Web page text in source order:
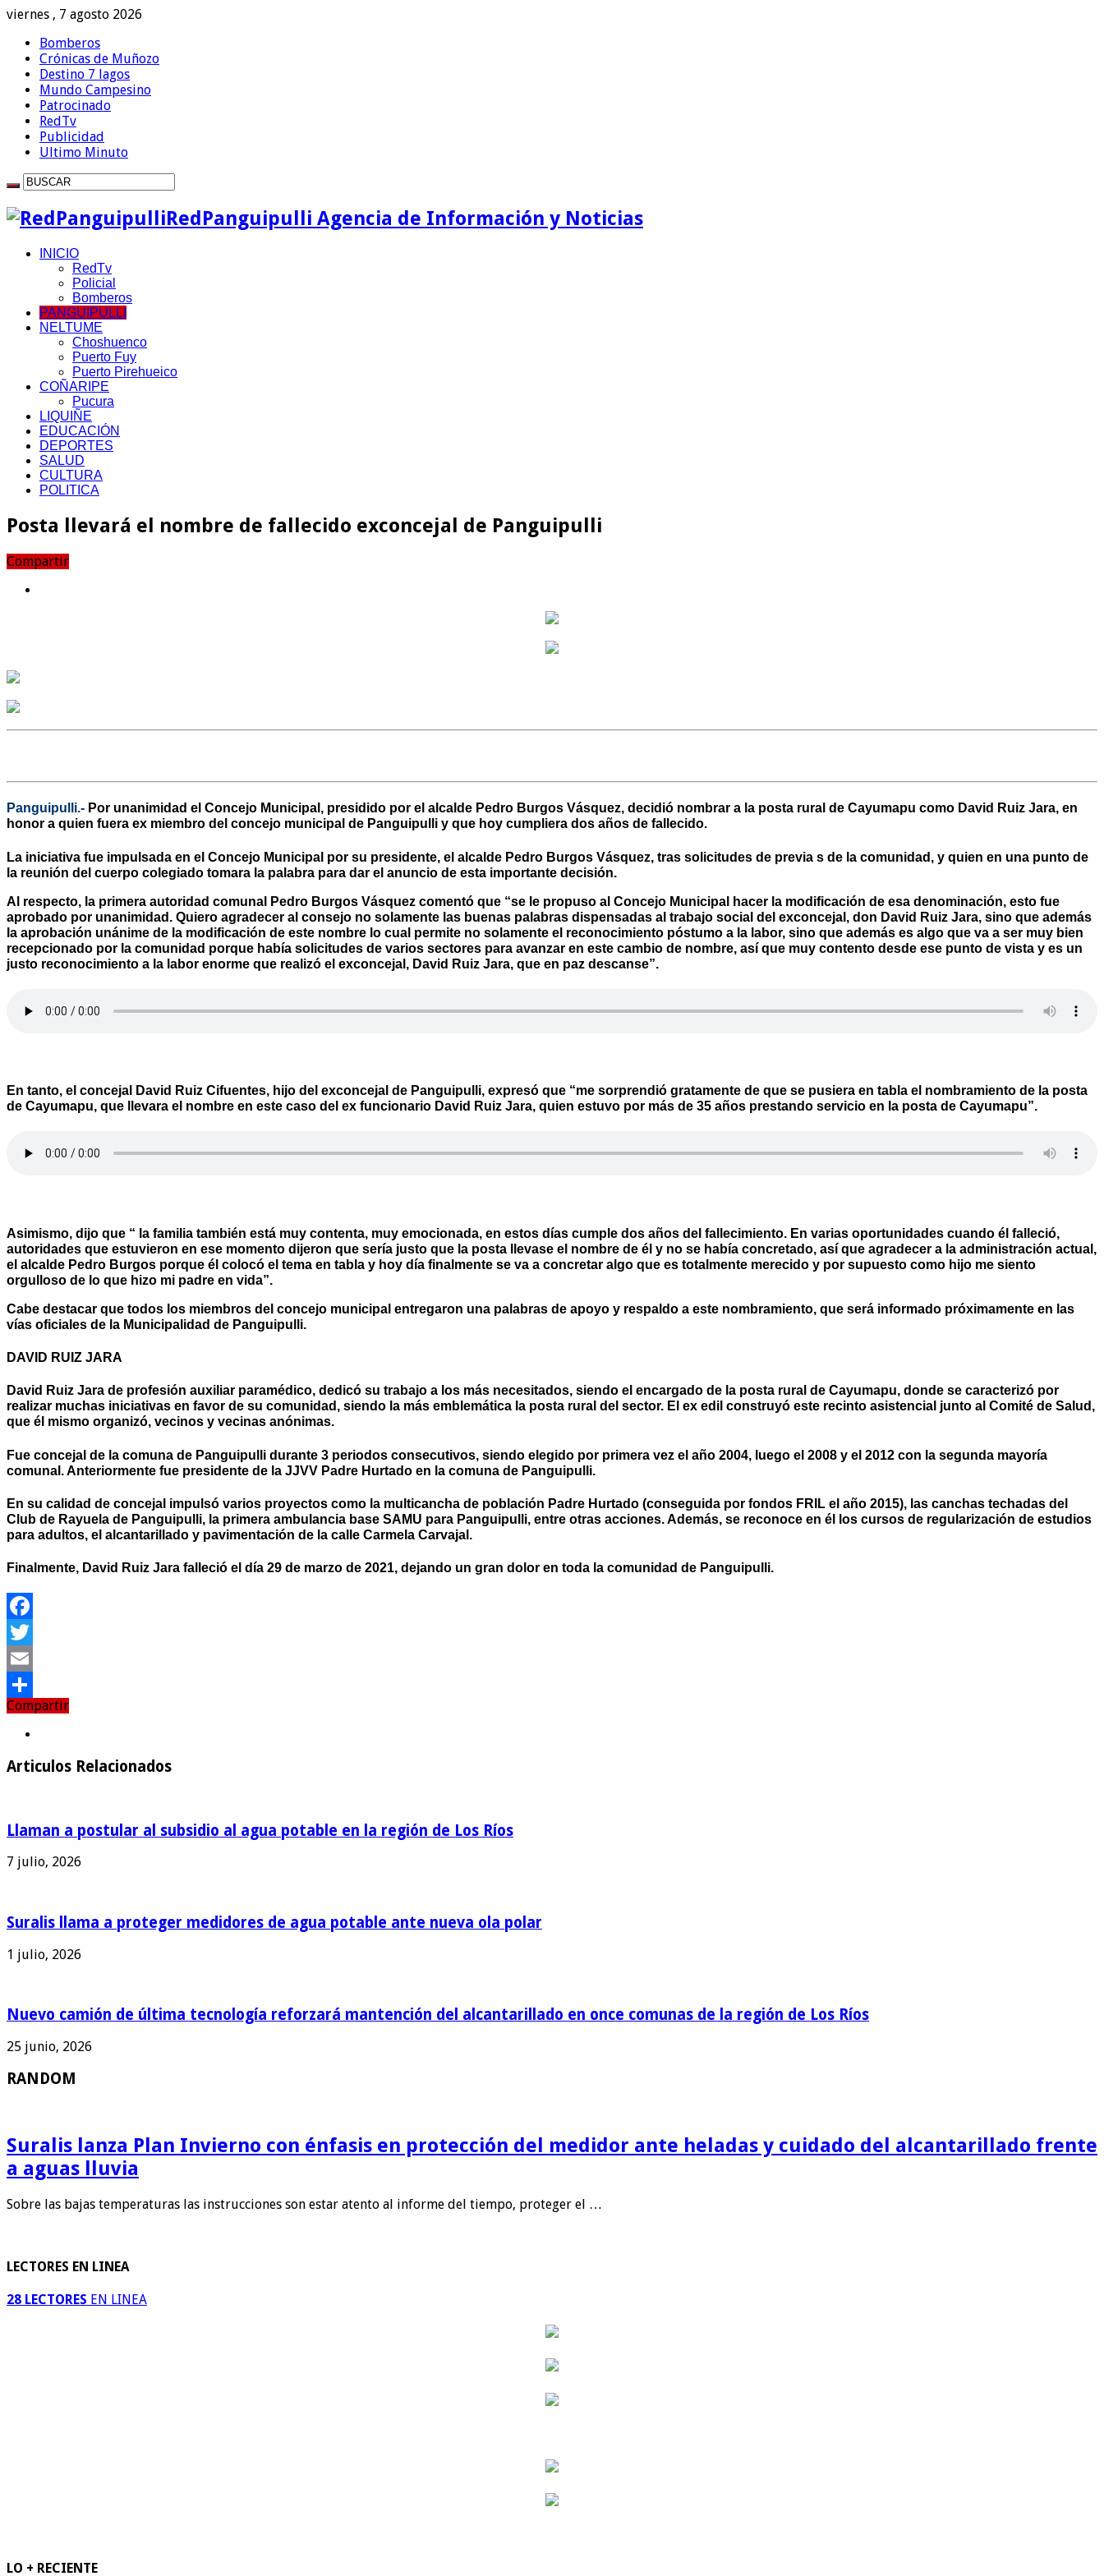
viernes , 7 agosto 2026
Bomberos
Crónicas de Muñozo
Destino 7 lagos
Mundo Campesino
Patrocinado
RedTv
Publicidad
Ultimo Minuto
RedPanguipulli Agencia de Información y Noticias
INICIO
RedTv
Policial
Bomberos
PANGUIPULLI
NELTUME
Choshuenco
Puerto Fuy
Puerto Pirehueico
COÑARIPE
Pucura
LIQUIÑE
EDUCACIÓN
DEPORTES
SALUD
CULTURA
POLITICA
Posta llevará el nombre de fallecido exconcejal de Panguipulli
Compartir
Panguipulli.- Por unanimidad el Concejo Municipal, presidido por el alcalde Pedro Burgos Vásquez, decidió nombrar a la posta rural de Cayumapu como David Ruiz Jara, en
honor a quien fuera ex miembro del concejo municipal de Panguipulli y que hoy cumpliera dos años de fallecido.
La iniciativa fue impulsada en el Concejo Municipal por su presidente, el alcalde Pedro Burgos Vásquez, tras solicitudes de previa s de la comunidad, y quien en una punto de
la reunión del cuerpo colegiado tomara la palabra para dar el anuncio de esta importante decisión.
Al respecto, la primera autoridad comunal Pedro Burgos Vásquez comentó que “se le propuso al Concejo Municipal hacer la modificación de esa denominación, esto fue
aprobado por unanimidad. Quiero agradecer al consejo no solamente las buenas palabras dispensadas al trabajo social del exconcejal, don David Ruiz Jara, sino que además
la aprobación unánime de la modificación de este nombre lo cual permite no solamente el reconocimiento póstumo a la labor, sino que además es algo que va a ser muy bien
recepcionado por la comunidad porque había solicitudes de varios sectores para avanzar en este cambio de nombre, así que muy contento desde ese punto de vista y es un
justo reconocimiento a la labor enorme que realizó el exconcejal, David Ruiz Jara, que en paz descanse”.
En tanto, el concejal David Ruiz Cifuentes, hijo del exconcejal de Panguipulli, expresó que “me sorprendió gratamente de que se pusiera en tabla el nombramiento de la posta
de Cayumapu, que llevara el nombre en este caso del ex funcionario David Ruiz Jara, quien estuvo por más de 35 años prestando servicio en la posta de Cayumapu”.
Asimismo, dijo que “ la familia también está muy contenta, muy emocionada, en estos días cumple dos años del fallecimiento. En varias oportunidades cuando él falleció,
autoridades que estuvieron en ese momento dijeron que sería justo que la posta llevase el nombre de él y no se había concretado, así que agradecer a la administración actual,
el alcalde Pedro Burgos porque él colocó el tema en tabla y hoy día finalmente se va a concretar algo que es totalmente merecido y por supuesto como hijo me siento
orgulloso de lo que hizo mi padre en vida”.
Cabe destacar que todos los miembros del concejo municipal entregaron una palabras de apoyo y respaldo a este nombramiento, que será informado próximamente en las
vías oficiales de la Municipalidad de Panguipulli.
DAVID RUIZ JARA
David Ruiz Jara de profesión auxiliar paramédico, dedicó su trabajo a los más necesitados, siendo el encargado de la posta rural de Cayumapu, donde se caracterizó por
realizar muchas iniciativas en favor de su comunidad, siendo la más emblemática la posta rural del sector. El ex edil construyó este recinto asistencial junto al Comité de Salud,
que él mismo organizó, vecinos y vecinas anónimas.
Fue concejal de la comuna de Panguipulli durante 3 periodos consecutivos, siendo elegido por primera vez el año 2004, luego el 2008 y el 2012 con la segunda mayoría
comunal. Anteriormente fue presidente de la JJVV Padre Hurtado en la comuna de Panguipulli.
En su calidad de concejal impulsó varios proyectos como la multicancha de población Padre Hurtado (conseguida por fondos FRIL el año 2015), las canchas techadas del
Club de Rayuela de Panguipulli, la primera ambulancia base SAMU para Panguipulli, entre otras acciones. Además, se reconoce en él los cursos de regularización de estudios
para adultos, el alcantarillado y pavimentación de la calle Carmela Carvajal.
Finalmente, David Ruiz Jara falleció el día 29 de marzo de 2021, dejando un gran dolor en toda la comunidad de Panguipulli.
Facebook
Twitter
Email
Compartir
Compartir
Articulos Relacionados
Llaman a postular al subsidio al agua potable en la región de Los Ríos
7 julio, 2026
Suralis llama a proteger medidores de agua potable ante nueva ola polar
1 julio, 2026
Nuevo camión de última tecnología reforzará mantención del alcantarillado en once comunas de la región de Los Ríos
25 junio, 2026
RANDOM
Suralis lanza Plan Invierno con énfasis en protección del medidor ante heladas y cuidado del alcantarillado frente
a aguas lluvia
Sobre las bajas temperaturas las instrucciones son estar atento al informe del tiempo, proteger el …
LECTORES EN LINEA
28 LECTORES EN LINEA
LO + RECIENTE